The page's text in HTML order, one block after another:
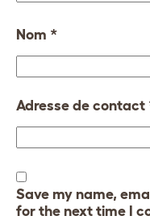
Nom *
Adresse de contact
Save my name,
for the next time I